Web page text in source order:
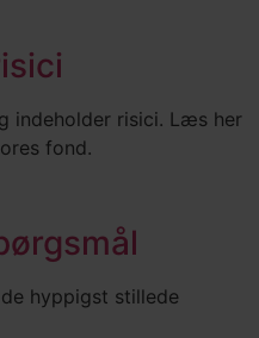
indeholder risici. Læs her
fond.
hyppigst stillede